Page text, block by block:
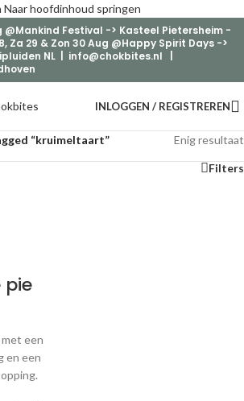
Naar hoofdinhoud springen
@Mankind Festival -> Kasteel Pietersheim -
Za 29 & Zon 30 Aug @Happy Spirit Days ->
NL | info@chokbites.nl
INLOGGEN / REGISTREREN
“kruimeltaart” Enig resultaat
Filters
pie
een
en een